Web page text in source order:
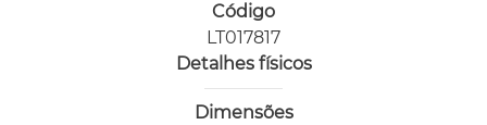
Código
LT017817
Detalhes físicos
Dimensões